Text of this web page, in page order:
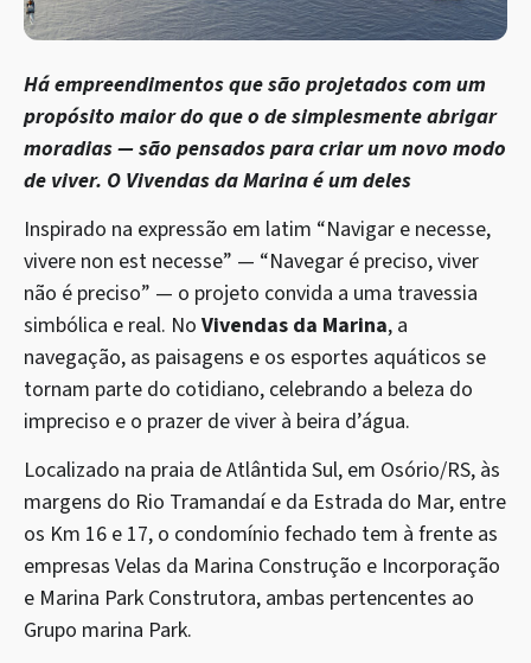
Há empreendimentos que são projetados com um
propósito maior do que o de simplesmente abrigar
moradias — são pensados para criar um novo modo
de viver. O Vivendas da Marina é um deles
Inspirado na expressão em latim “Navigar e necesse,
vivere non est necesse” — “Navegar é preciso, viver
não é preciso” — o projeto convida a uma travessia
simbólica e real. No Vivendas da Marina, a
navegação, as paisagens e os esportes aquáticos se
tornam parte do cotidiano, celebrando a beleza do
impreciso e o prazer de viver à beira d’água.
Localizado na praia de Atlântida Sul, em Osório/RS, às
margens do Rio Tramandaí e da Estrada do Mar, entre
os Km 16 e 17, o condomínio fechado tem à frente as
empresas Velas da Marina Construção e Incorporação
e Marina Park Construtora, ambas pertencentes ao
Grupo marina Park.